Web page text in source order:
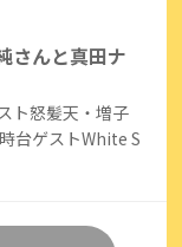
さんと真田ナ
ト怒髪天・増子
台ゲストWhite S